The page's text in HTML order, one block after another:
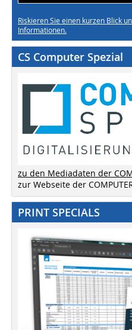
Riskieren Sie einen kurzen Blick
Informationen.
CS Computer Spezial
zu den Mediadaten der
zur Webseite der
PRINT SPECIALS